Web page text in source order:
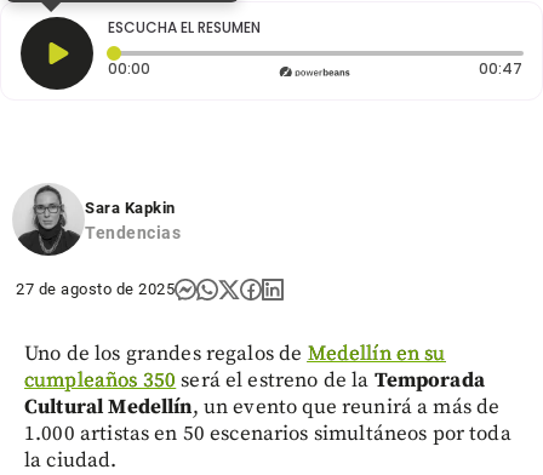
ESCUCHA EL RESUMEN
00:00 Tiempo transcurrido: 0 segundos 00:47
Sara Kapkin
Tendencias
27 de agosto de 2025
Uno de los grandes regalos de Medellín en su
cumpleaños 350 será el estreno de la Temporada
Cultural Medellín, un evento que reunirá a más de
1.000 artistas en 50 escenarios simultáneos por toda
la ciudad.